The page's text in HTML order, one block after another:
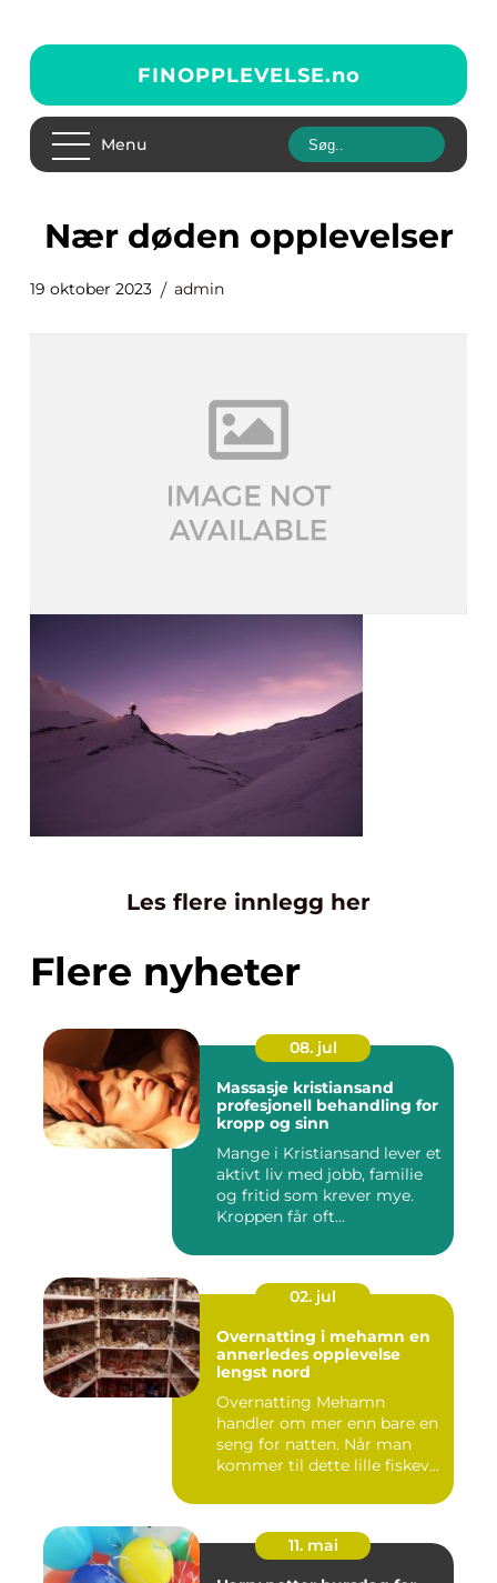
FINOPPLEVELSE.no
Menu
nær døden opplevelser
19 oktober 2023 admin
Les flere innlegg her
Flere nyheter
08. jul
Massasje kristiansand
profesjonell behandling for
kropp og sinn
Mange i Kristiansand lever et
aktivt liv med jobb, familie
og fritid som krever mye.
Kroppen får oft...
02. jul
Overnatting i mehamn en
annerledes opplevelse
lengst nord
Overnatting Mehamn
handler om mer enn bare en
seng for natten. Når man
kommer til dette lille fiskev...
11. mai